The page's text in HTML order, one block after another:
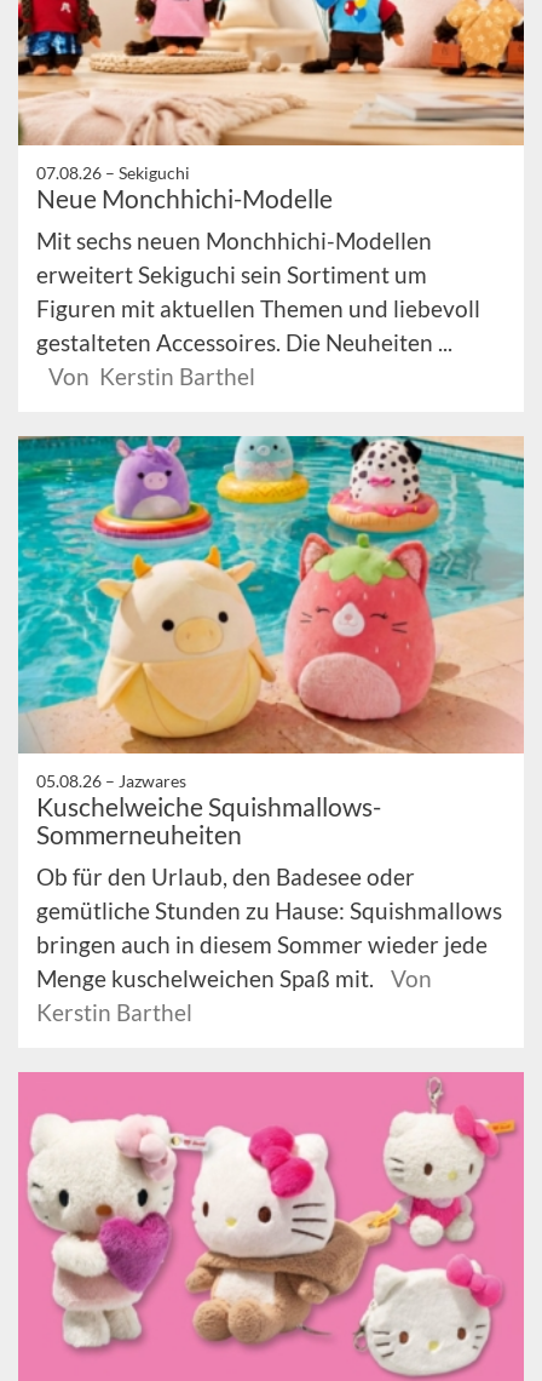
07.08.26 – Sekiguchi
Neue Monchhichi-Modelle
Mit sechs neuen Monchhichi-Modellen
erweitert Sekiguchi sein Sortiment um
Figuren mit aktuellen Themen und liebevoll
gestalteten Accessoires. Die Neuheiten ...
Von Kerstin Barthel
05.08.26 – Jazwares
Kuschelweiche Squishmallows-
Sommerneuheiten
Ob für den Urlaub, den Badesee oder
gemütliche Stunden zu Hause: Squishmallows
bringen auch in diesem Sommer wieder jede
Menge kuschelweichen Spaß mit.
Von
Kerstin Barthel